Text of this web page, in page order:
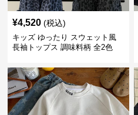
¥4,520 (税込)
キッズ ゆったり スウェット風
長袖トップス 調味料柄 全2色